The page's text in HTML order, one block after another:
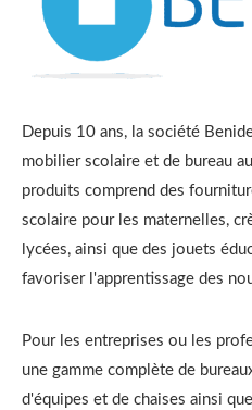
Depuis 10 ans, la société
mobilier scolaire et de bureau
produits comprend des
scolaire pour les maternelles,
lycées, ainsi que des jouets
favoriser l'apprentissage des
Pour les entreprises ou les
une gamme complète de
d'équipes et de chaises ainsi